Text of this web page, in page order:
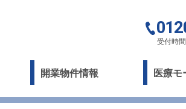
受付時
開業物件情報 医療モ